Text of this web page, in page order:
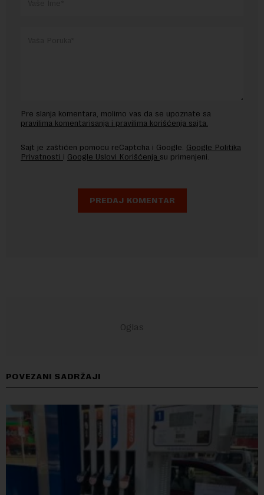
Pre slanja komentara, molimo vas da se upoznate sa
pravilima komentarisanja i pravilima korišćenja sajta.
Sajt je zaštićen pomocu reCaptcha i Google. Google Politika
Privatnosti i Google Uslovi Korišćenja su primenjeni.
POVEZANI SADRŽAJI